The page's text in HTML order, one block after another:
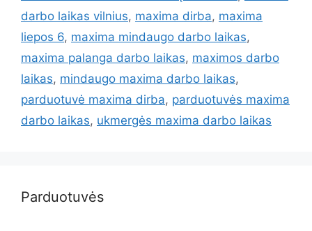
darbo laikas vilnius, maxima dirba, maxima
liepos 6, maxima mindaugo darbo laikas,
maxima palanga darbo laikas, maximos darbo
laikas, mindaugo maxima darbo laikas,
parduotuvė maxima dirba, parduotuvės maxima
darbo laikas, ukmergės maxima darbo laikas
Parduotuvės